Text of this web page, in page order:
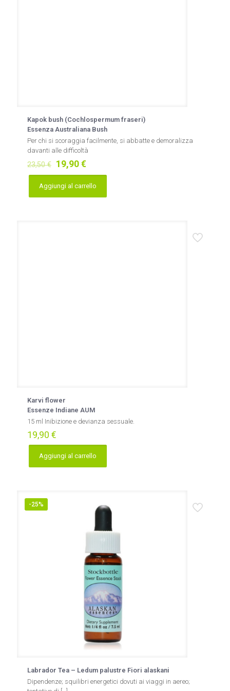
Kapok bush (Cochlospermum fraseri)
Essenza Australiana Bush
Per chi si scoraggia facilmente, si abbatte e demoralizza
davanti alle difficoltà
23,50€ Il
prezzo
originale
era:
19,90€Il
prezzo
attuale
Aggiungi al carrello
Karvi flower
Essenze Indiane AUM
15 ml Inibizione e devianza sessuale.
19,90 €
Aggiungi al carrello
-25%
Labrador Tea – Ledum palustre Fiori alaskani
Dipendenze; squilibri energetici dovuti ai viaggi in aereo;